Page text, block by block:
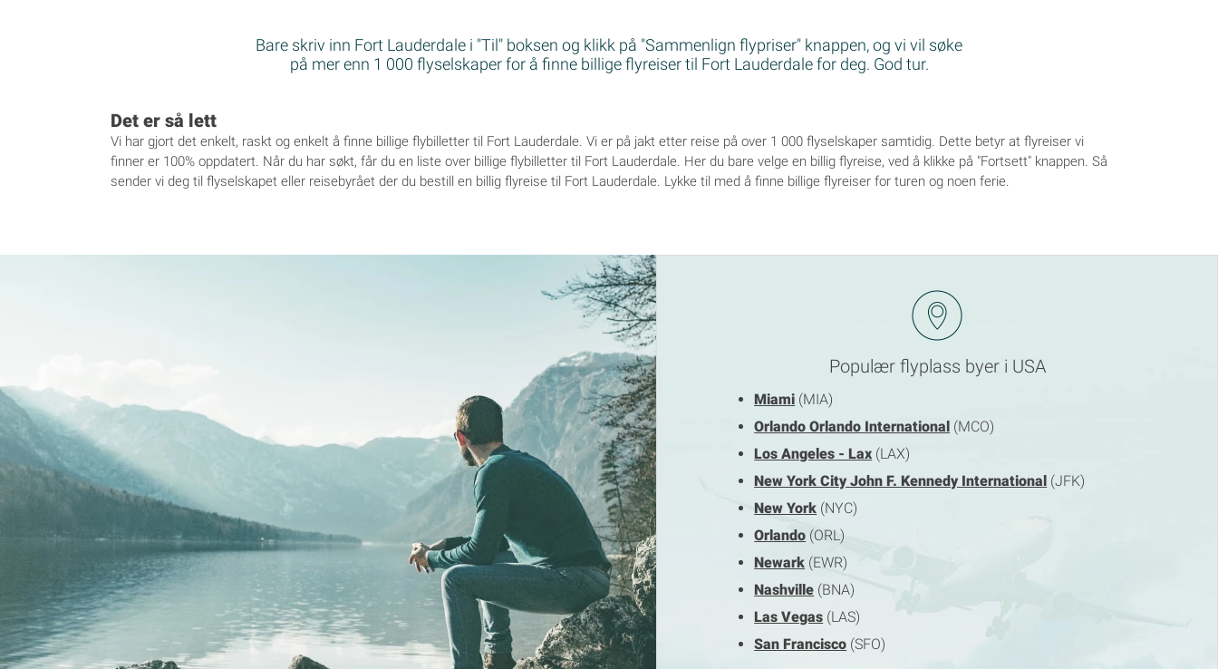
Bare skriv inn Fort Lauderdale i "Til" boksen og klikk på "Sammenlign flypriser" knappen, og vi vil søke
på mer enn 1 000 flyselskaper for å finne billige flyreiser til Fort Lauderdale for deg. God tur.
Det er så lett
Vi har gjort det enkelt, raskt og enkelt å finne billige flybilletter til Fort Lauderdale. Vi er på jakt etter reise på over 1 000 flyselskaper samtidig. Dette betyr at flyreiser vi
finner er 100% oppdatert. Når du har søkt, får du en liste over billige flybilletter til Fort Lauderdale. Her du bare velge en billig flyreise, ved å klikke på "Fortsett" knappen. Så
sender vi deg til flyselskapet eller reisebyrået der du bestill en billig flyreise til Fort Lauderdale. Lykke til med å finne billige flyreiser for turen og noen ferie.
Populær flyplass byer i USA
Miami (MIA)
Orlando Orlando International (MCO)
Los Angeles - Lax (LAX)
New York City John F. Kennedy International (JFK)
New York (NYC)
Orlando (ORL)
Newark (EWR)
Nashville (BNA)
Las Vegas (LAS)
San Francisco (SFO)